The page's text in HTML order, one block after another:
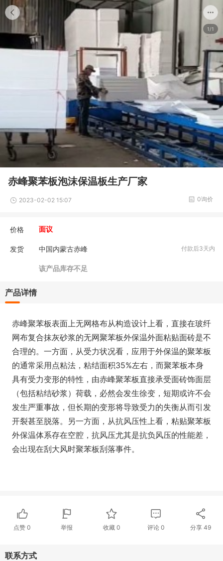
1/1
赤峰聚苯板泡沫保温板生产厂家
2023-02-02 15:07 0询价
价格 面议
发货 中国内蒙古赤峰 付款后3天内
该产品库存不足
产品详情
赤峰聚苯板表面上无网格布从构造设计上看，直接在玻纤
网布复合抹灰砂浆的无网聚苯板外保温外面粘贴面砖是不
合理的。一方面，从受力状况看，应用于外保温的聚苯板
的通常采用点粘法，粘结面积35%左右，而聚苯板本身
具有受力变形的特性，由赤峰聚苯板直接承受面砖饰面层
（包括粘结砂浆）荷载，必然会发生徐变，短期或许不会
发生严重事故，但长期的变形将导致受力的失衡从而引发
开裂甚至脱落。另一方面，从抗风压性上看，粘贴聚苯板
外保温体系存在空腔，抗风压尤其是抗负风压的性能差，
会出现在刮大风时聚苯板刮落事件。
点赞0 举报 收藏 0 评论0 分享49
联系方式